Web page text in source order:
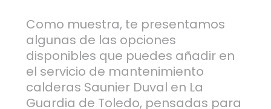
Como muestra, te presentamos
algunas de las opciones
disponibles que puedes añadir en
el servicio de mantenimiento
calderas Saunier Duval en La
Guardia de Toledo, pensadas para